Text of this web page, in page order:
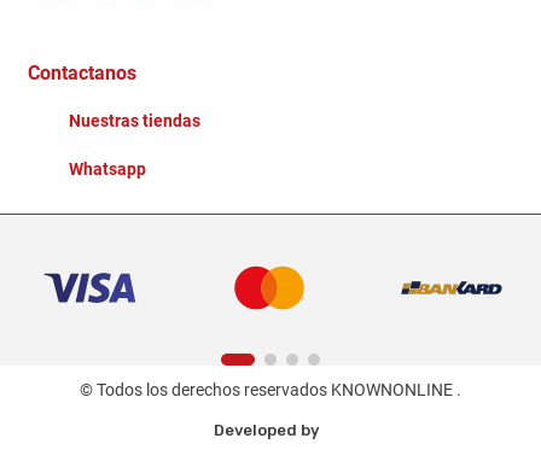
Ganadores - Promociones
Contactanos
Nuestras tiendas
Whatsapp
© Todos los derechos reservados KNOWNONLINE .
Developed by